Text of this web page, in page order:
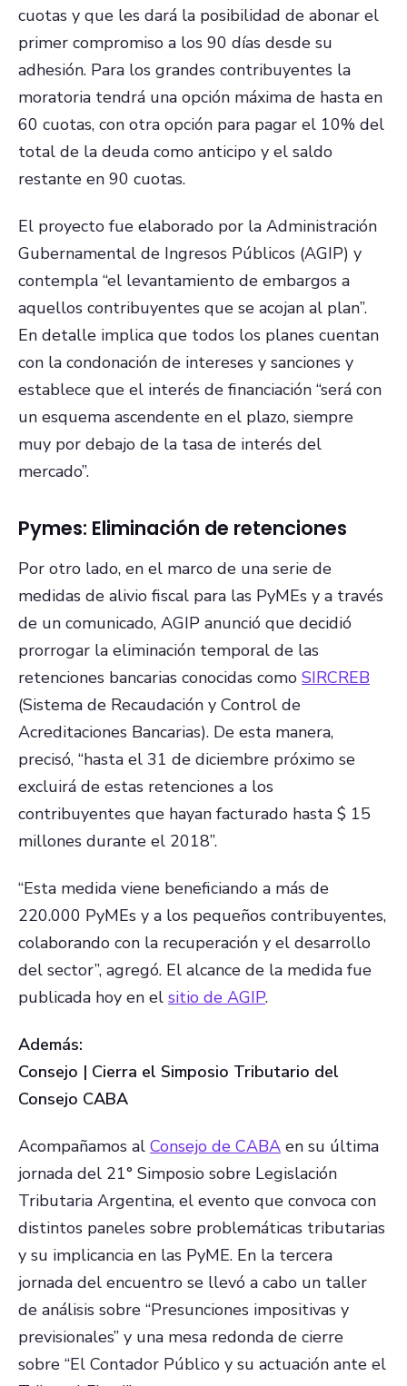
cuotas y que les dará la posibilidad de abonar el
primer compromiso a los 90 días desde su
adhesión. Para los grandes contribuyentes la
moratoria tendrá una opción máxima de hasta en
60 cuotas, con otra opción para pagar el 10% del
total de la deuda como anticipo y el saldo
restante en 90 cuotas.
El proyecto fue elaborado por la Administración
Gubernamental de Ingresos Públicos (AGIP) y
contempla “el levantamiento de embargos a
aquellos contribuyentes que se acojan al plan”.
En detalle implica que todos los planes cuentan
con la condonación de intereses y sanciones y
establece que el interés de financiación “será con
un esquema ascendente en el plazo, siempre
muy por debajo de la tasa de interés del
mercado”.
Pymes: Eliminación de retenciones
Por otro lado, en el marco de una serie de
medidas de alivio fiscal para las PyMEs y a través
de un comunicado, AGIP anunció que decidió
prorrogar la eliminación temporal de las
retenciones bancarias conocidas como SIRCREB
(Sistema de Recaudación y Control de
Acreditaciones Bancarias). De esta manera,
precisó, “hasta el 31 de diciembre próximo se
excluirá de estas retenciones a los
contribuyentes que hayan facturado hasta $ 15
millones durante el 2018”.
“Esta medida viene beneficiando a más de
220.000 PyMEs y a los pequeños contribuyentes,
colaborando con la recuperación y el desarrollo
del sector”, agregó. El alcance de la medida fue
publicada hoy en el sitio de AGIP.
Además:
Consejo | Cierra el Simposio Tributario del
Consejo CABA
Acompañamos al Consejo de CABA en su última
jornada del 21° Simposio sobre Legislación
Tributaria Argentina, el evento que convoca con
distintos paneles sobre problemáticas tributarias
y su implicancia en las PyME. En la tercera
jornada del encuentro se llevó a cabo un taller
de análisis sobre “Presunciones impositivas y
previsionales” y una mesa redonda de cierre
sobre “El Contador Público y su actuación ante el